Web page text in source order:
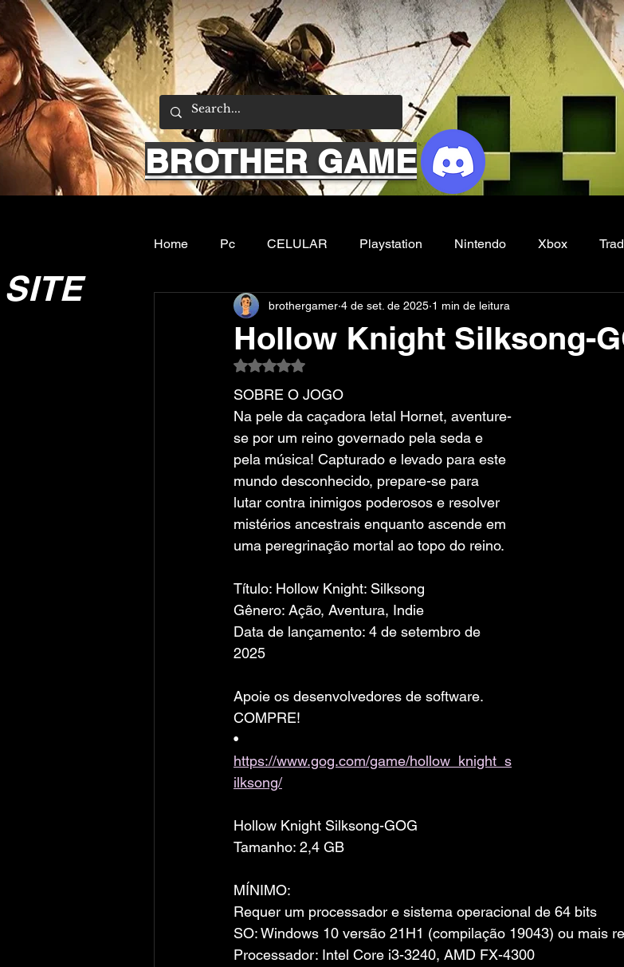
BROTHER GAME
Home Pc CELULAR Playstation Nintendo Xbox
Emuladores Sobre nos Filmes e Series Noticias
Hollow Knight Silksong-
brothergamer 4 de set. de 2025 1 min de leitura
Avaliado com NaN de 5 estrelas.
SOBRE O JOGO
Na pele da caçadora letal Hornet, aventure-
se por um reino governado pela seda e
pela música! Capturado e levado para este
mundo desconhecido, prepare-se para
lutar contra inimigos poderosos e resolver
mistérios ancestrais enquanto ascende em
uma peregrinação mortal ao topo do reino.
Título: Hollow Knight: Silksong
Gênero: Ação, Aventura, Indie
Data de lançamento: 4 de setembro de
2025
Apoie os desenvolvedores de software.
COMPRE!
•
https://www.gog.com/game/hollow_knight_s
ilksong/
Hollow Knight Silksong-GOG
Tamanho: 2,4 GB
MÍNIMO:
Requer um processador e sistema operacional de 64 bits
SO: Windows 10 versão 21H1 (compilação 19043) ou mais
Processador: Intel Core i3-3240, AMD FX-4300